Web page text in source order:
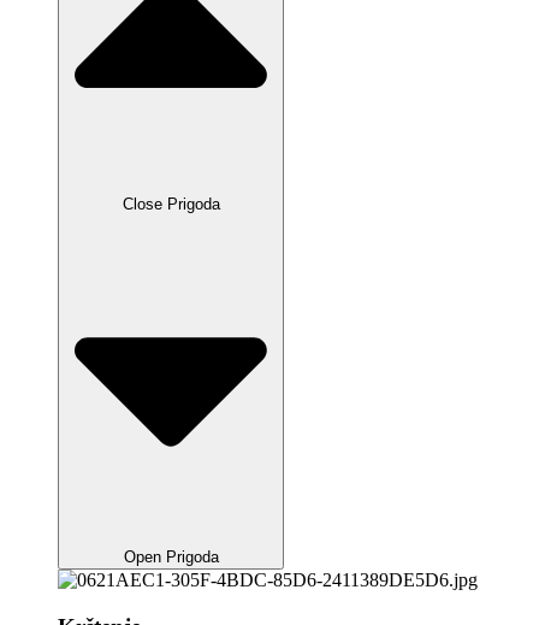
Close Prigoda
Open Prigoda